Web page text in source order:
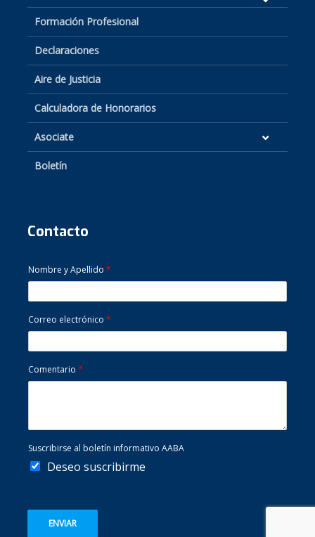
Formación Profesional
Declaraciones
Aire de Justicia
Calculadora de Honorarios
Asociate
Boletín
Contacto
Nombre y Apellido *
Correo electrónico *
Comentario *
Suscribirse al boletín informativo AABA
Deseo suscribirme
ENVIAR